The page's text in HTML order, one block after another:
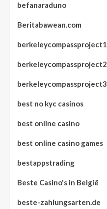
befanaraduno
Beritabawean.com
berkeleycompassproject1
berkeleycompassproject2
berkeleycompassproject3
best no kyc casinos
best online casino
best online casino games
bestappstrading
Beste Casino's in België
beste-zahlungsarten.de